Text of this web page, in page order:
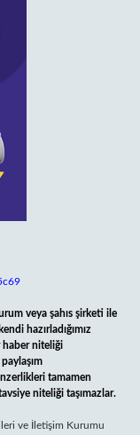
veya şahıs şirketi ile
hazırladığımız
haber niteliği
tamamen
niteliği taşımazlar.
ve İletişim Kurumu